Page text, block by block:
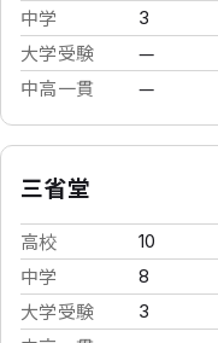
中学 3
大学受験
—
中高一貫
—
三省堂
高校 10
中学 8
大学受験 3